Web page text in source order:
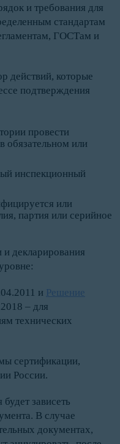
и требования для
стандартам
ГОСТам и
действий, которые
подтверждения
провести
обязательном или
инспекционный
или
партия или серийное
декларирования
и Решение
– для
технических
сертификации,
России.
зависеть
В случае
документах,